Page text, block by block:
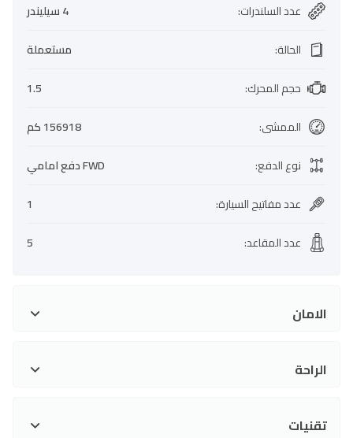
عدد السلندرات:
4 سيليندر
الحالة:
مستعملة
حجم المحرك:
1.5
الممشى:
156918 كم
نوع الدفع:
FWD دفع امامي
عدد مفاتيح السيارة:
1
عدد المقاعد:
5
الامان
الراحة
تقنيات